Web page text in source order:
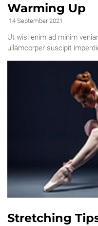
Warming Up
14 September 2021
Ut wisi enim ad minim
ullamcorper suscipit
Stretching